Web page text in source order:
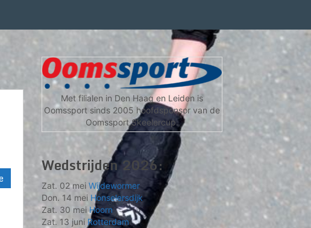
Met filialen in Den Haag en Leiden is
Oomssport sinds 2005 hoofdsponsor van de
Oomssport Skeelercup.
Wedstrijden 2026:
Zat. 02 mei Wijdewormer
Don. 14 mei Honselersdijk
Zat. 30 meiHoorn
Zat. 13 juni Rotterdam